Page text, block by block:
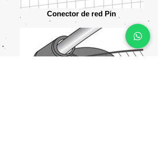
Conector de red Pin